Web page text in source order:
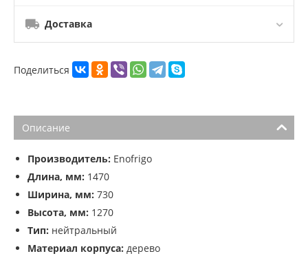
Доставка
Поделиться
Описание
Производитель: Enofrigo
Длина, мм: 1470
Ширина, мм: 730
Высота, мм: 1270
Тип: нейтральный
Материал корпуса: дерево